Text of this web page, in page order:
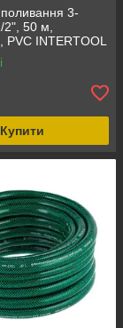
3-
50 м,
PVC INTERTOOL
Купити